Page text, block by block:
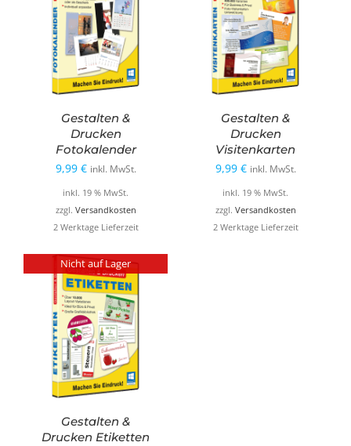
Gestalten &
Drucken
Fotokalender
9,99 € inkl. MwSt.
inkl. 19 % MwSt.
zzgl. Versandkosten
2 Werktage Lieferzeit
Gestalten &
Drucken
Visitenkarten
9,99 € inkl. MwSt.
inkl. 19 % MwSt.
zzgl. Versandkosten
2 Werktage Lieferzeit
Nicht auf Lager
Gestalten &
Drucken Etiketten